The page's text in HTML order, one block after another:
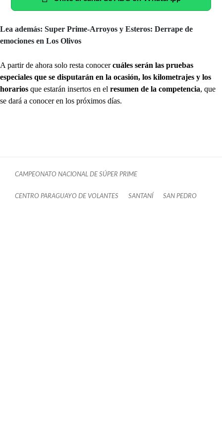
Lea además: Super Prime-Arroyos y Esteros: Derrape de
emociones en Los Olivos
A partir de ahora solo resta conocercuáles serán las pruebas
especiales que se disputarán en la ocasión, los kilometrajes y los
horarios que estarán insertos en el resumen de la competencia, que
se dará a conocer en los próximos días.
CAMPEONATO NACIONAL DE SÚPER PRIME
CENTRO PARAGUAYO DE VOLANTES SANTANÍ SAN PEDRO